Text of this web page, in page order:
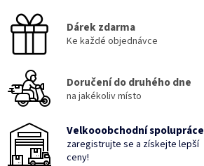
d
í
k
y
Dárek zdarma
Ke každé objednávce
Doručení do druhého dne
na jakékoliv místo
Velkooobchodní spolupráce
zaregistrujte se a získejte lepší
ceny!